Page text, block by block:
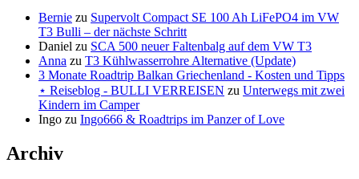
Bernie zu Supervolt Compact SE 100 Ah LiFePO4 im VW
T3 Bulli – der nächste Schritt
Daniel zu SCA 500 neuer Faltenbalg auf dem VW T3
Anna zu T3 Kühlwasserrohre Alternative (Update)
3 Monate Roadtrip Balkan Griechenland - Kosten und Tipps
⋆ Reiseblog - BULLI VERREISEN zu Unterwegs mit zwei
Kindern im Camper
Ingo zu Ingo666 & Roadtrips im Panzer of Love
Archiv